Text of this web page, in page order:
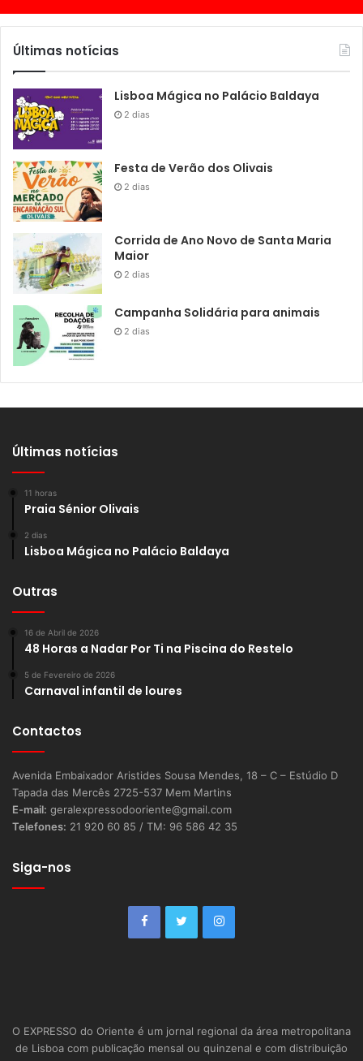
Últimas notícias
Lisboa Mágica no Palácio Baldaya
2 dias
Festa de Verão dos Olivais
2 dias
Corrida de Ano Novo de Santa Maria
Maior
2 dias
Campanha Solidária para animais
2 dias
Últimas notícias
11 horas
Praia Sénior Olivais
2 dias
Lisboa Mágica no Palácio Baldaya
Outras
16 de Abril de 2026
48 Horas a Nadar Por Ti na Piscina do Restelo
5 de Fevereiro de 2026
Carnaval infantil de loures
Contactos
Avenida Embaixador Aristides Sousa Mendes, 18 – C – Estúdio D
Tapada das Mercês 2725-537 Mem Martins
E-mail: geralexpressodooriente@gmail.com
Telefones: 21 920 60 85 / TM: 96 586 42 35
Siga-nos
O EXPRESSO do Oriente é um jornal regional da área metropolitana
de Lisboa com publicação mensal ou quinzenal e com distribuição